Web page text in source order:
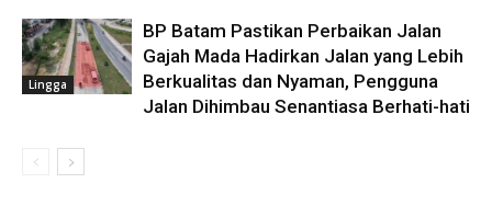
Lingga
BP Batam Pastikan Perbaikan Jalan
Gajah Mada Hadirkan Jalan yang Lebih
Berkualitas dan Nyaman, Pengguna
Jalan Dihimbau Senantiasa Berhati-hati